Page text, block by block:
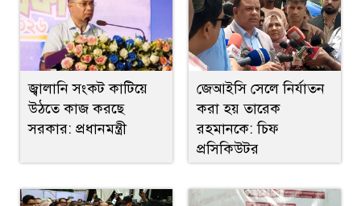
জ্বালানি সংকট কাটিয়ে
উঠতে কাজ করছে
সরকার: প্রধানমন্ত্রী
জেআইসি সেলে নির্যাতন
করা হয় তারেক
রহমানকে: চিফ
প্রসিকিউটর